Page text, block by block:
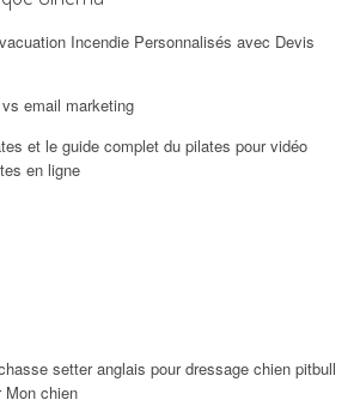
Incendie Personnalisés avec Devis
email marketing
et le guide complet du pilates pour vidéo
en ligne
setter anglais pour dressage chien pitbull
Mon chien